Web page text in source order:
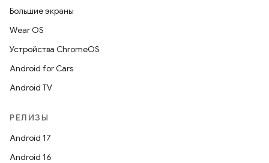
Большие экраны
Wear OS
Устройства ChromeOS
Android for Cars
Android TV
РЕЛИЗЫ
Android 17
Android 16